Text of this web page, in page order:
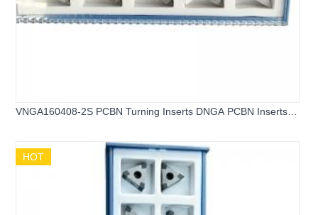
VNGA160408-2S PCBN Turning Inserts DNGA PCBN Inserts
HOT